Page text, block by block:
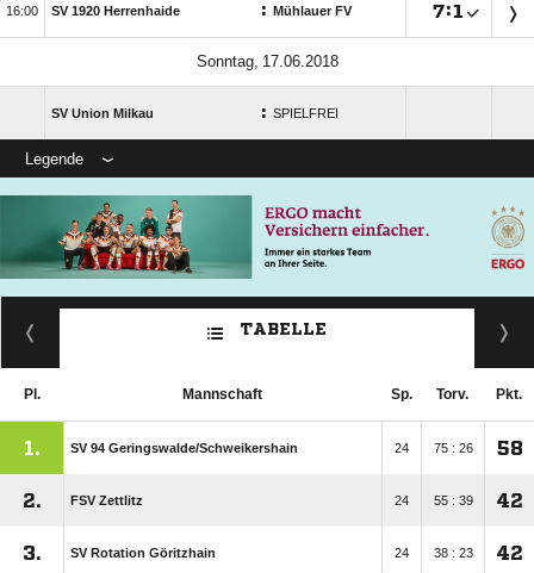
 SV 1920 Herrenhaide : Mühlauer FV :
 
SV Union Milkau : SPIELFREI
Legende
TABELLE
Pl. Mannschaft Sp. Torv. Pkt.
1. SV 94 Geringswalde/​Schweikershain 24 75 : 26 58
2. FSV Zettlitz 24 55 : 39 42
3. SV Rotation Göritzhain 24 38 : 23 42